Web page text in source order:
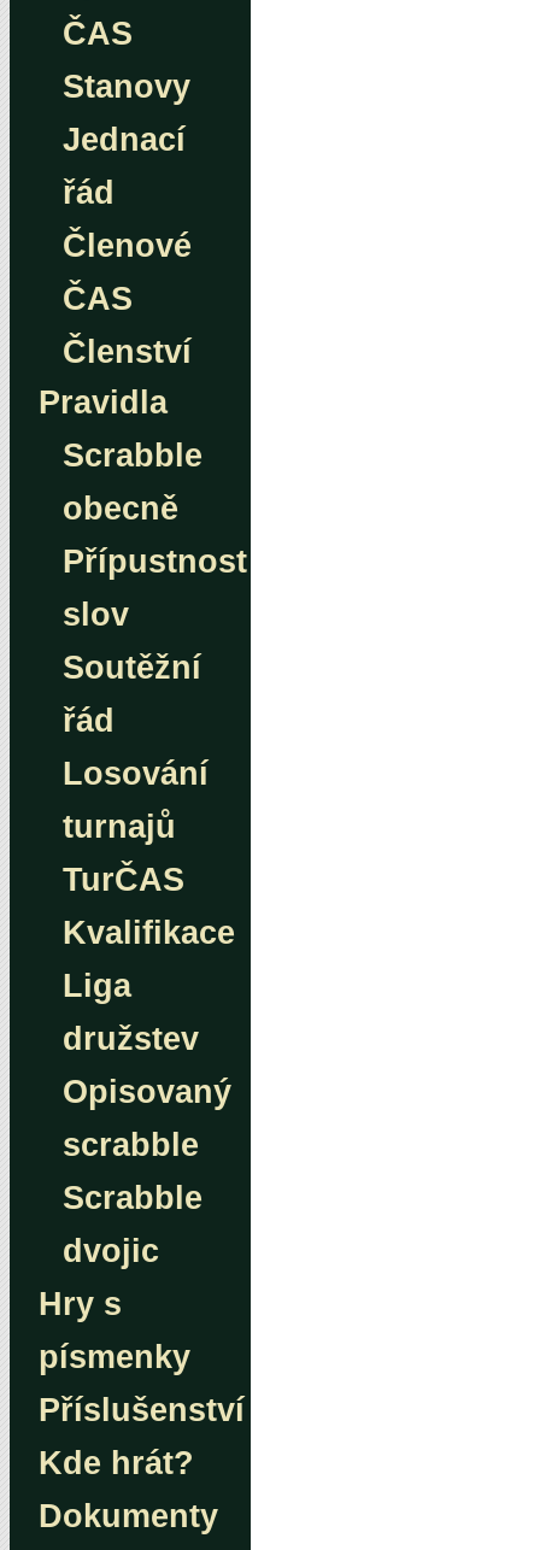
ČAS
Stanovy
Jednací
řád
Členové
ČAS
Členství
Pravidla
Scrabble
obecně
Přípustnost
slov
Soutěžní
řád
Losování
turnajů
TurČAS
Kvalifikace
Liga
družstev
Opisovaný
scrabble
Scrabble
dvojic
Hry s
písmenky
Příslušenství
Kde hrát?
Dokumenty